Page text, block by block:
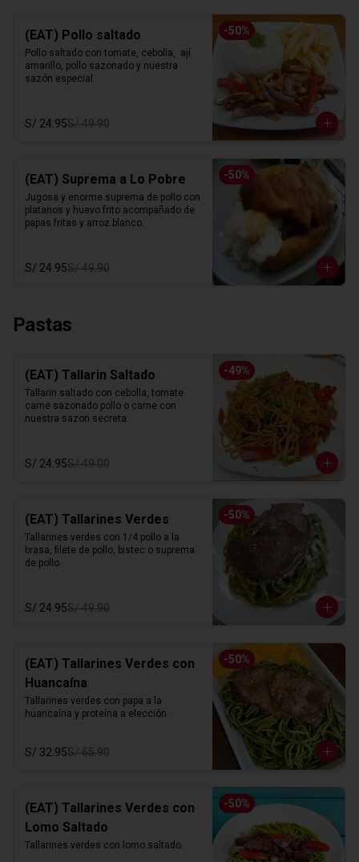
-50%
(EAT) Pollo saltado
Pollo saltado con tomate, cebolla,  ají
amarillo, pollo sazonado y nuestra
sazón especial.
S/ 24.95S/ 49.90
-50%
(EAT) Suprema a Lo Pobre
Jugosa y enorme suprema de pollo con
platanos y huevo frito acompañado de
papas fritas y arroz blanco.
S/ 24.95S/ 49.90
Pastas
-49%
(EAT) Tallarin Saltado
Tallarin saltado con cebolla, tomate
carne sazonado pollo o carne con
nuestra sazon secreta.
S/ 24.95S/ 49.00
-50%
(EAT) Tallarines Verdes
Tallarines verdes con 1/4 pollo a la
brasa, filete de pollo, bistec o suprema
de pollo.
S/ 24.95S/ 49.90
-50%
(EAT) Tallarines Verdes con
Huancaína
Tallarines verdes con papa a la
huancaína y proteína a elección.
S/ 32.95S/ 65.90
-50%
(EAT) Tallarines Verdes con
Lomo Saltado
Tallarines verdes con lomo saltado.